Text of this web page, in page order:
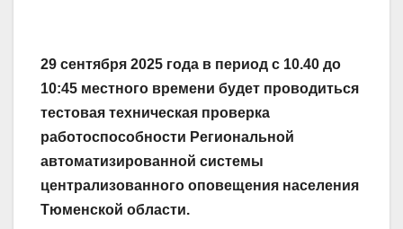
29 сентября 2025 года в период с 10.40 до
10:45 местного времени будет проводиться
тестовая техническая проверка
работоспособности Региональной
автоматизированной системы
централизованного оповещения населения
Тюменской области.